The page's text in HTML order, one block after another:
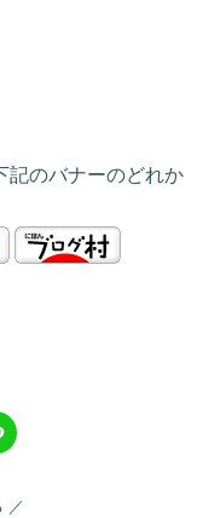
記のバナーのどれか